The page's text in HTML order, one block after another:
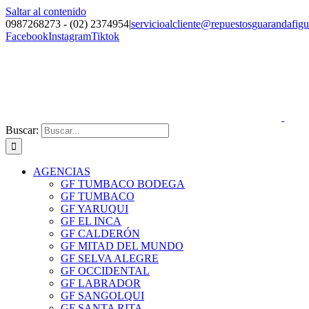
Saltar al contenido
0987268273 - (02) 2374954|
FacebookInstagramTiktok
Buscar:
AGENCIAS
GF TUMBACO BODEGA
GF TUMBACO
GF YARUQUI
GF EL INCA
GF CALDERÓN
GF MITAD DEL MUNDO
GF SELVA ALEGRE
GF OCCIDENTAL
GF LABRADOR
GF SANGOLQUI